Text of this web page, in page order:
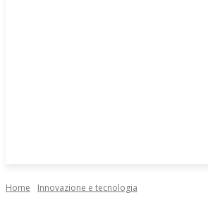
Home Innovazione e tecnologia